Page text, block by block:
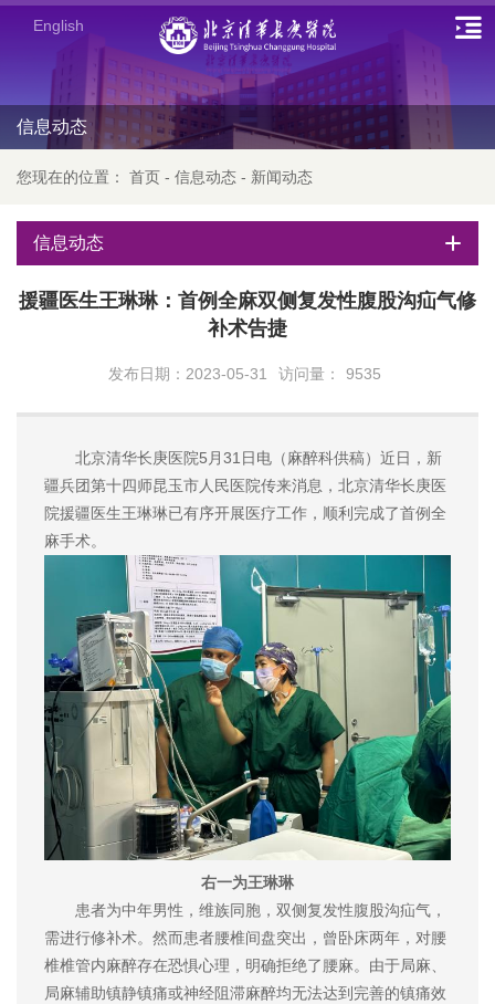
English
信息动态
您现在的位置： 首页 - 信息动态 - 新闻动态
信息动态
援疆医生王琳琳：首例全麻双侧复发性腹股沟疝气修
补术告捷
发布日期：2023-05-31 访问量： 9535
北京清华长庚医院5月31日电（麻醉科供稿）近日，新
疆兵团第十四师昆玉市人民医院传来消息，北京清华长庚医
院援疆医生王琳琳已有序开展医疗工作，顺利完成了首例全
麻手术。
右一为王琳琳
患者为中年男性，维族同胞，双侧复发性腹股沟疝气，
需进行修补术。然而患者腰椎间盘突出，曾卧床两年，对腰
椎椎管内麻醉存在恐惧心理，明确拒绝了腰麻。由于局麻、
局麻辅助镇静镇痛或神经阻滞麻醉均无法达到完善的镇痛效